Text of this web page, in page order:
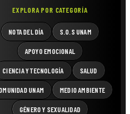
EXPLORA POR CATEGORÍA
NOTA DEL DÍA S.O.S UNAM
APOYO EMOCIONAL
CIENCIA Y TECNOLOGÍA SALUD
UNAM MEDIO AMBIENTE
GÉNERO Y SEXUALIDAD